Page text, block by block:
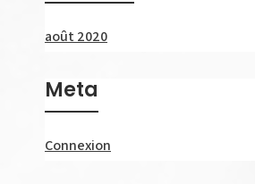
août 2020
Meta
Connexion